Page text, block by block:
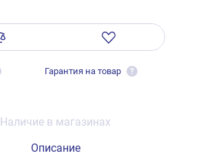
Гарантия на товар ?
Наличие в магазинах
Описание